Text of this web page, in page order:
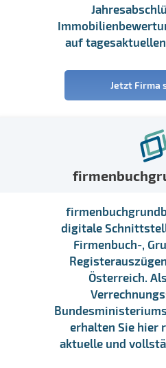
auf
Jetzt Firma
digitale
Firmenbuch-,
Österreich.
erhalten Sie hier
aktuelle und